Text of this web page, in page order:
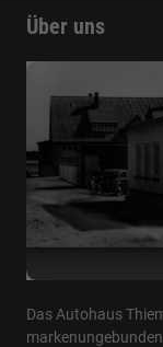
Über uns
Das Autohaus